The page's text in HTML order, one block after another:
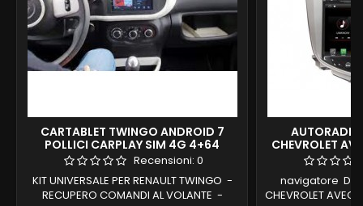
CARTABLET TWINGO ANDROID 7
POLLICI CARPLAY SIM 4G 4+64
Recensioni: 0
KIT UNIVERSALE PER RENAULT TWINGO -
RECUPERO COMANDI AL VOLANTE -
CHEVROLET
RAM 32 GB
navigatore
CHEVROLET AVEO